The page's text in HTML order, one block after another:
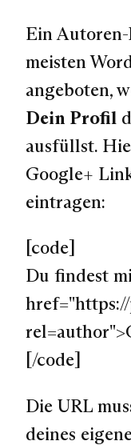
Ein
meisten
angeboten,
Dein Profil
ausfüllst.
Google+
eintragen:
[code]
Du findest
[/code]
Die URL
deines